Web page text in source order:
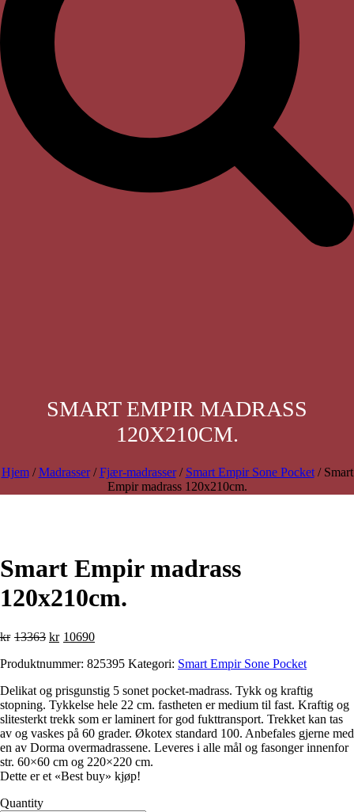
SMART EMPIR MADRASS
120X210CM.
Hjem/Madrasser/Fjær-madrasser/ Smart Empir Sone Pocket/ Smart
Empir madrass 120x210cm.
Smart Empir madrass
120x210cm.
kr 13363 Opprinnelig
var:
kr 10690Nåværende
er:
Produktnummer: 825395 Kategori: Smart Empir Sone Pocket
Delikat og prisgunstig 5 sonet pocket-madrass. Tykk og kraftig
stopning. Tykkelse hele 22 cm. fastheten er medium til fast. Kraftig og
slitesterkt trekk som er laminert for god fukttransport. Trekket kan tas
av og vaskes på 60 grader. Økotex standard 100. Anbefales gjerne med
en av Dorma overmadrassene. Leveres i alle mål og fasonger innenfor
str. 60×60 cm og 220×220 cm.
Dette er et «Best buy» kjøp!
Quantity